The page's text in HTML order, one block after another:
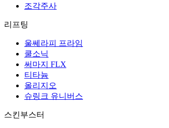
조각주사
리프팅
울쎄라피 프라임
쿨소닉
써마지 FLX
티타늄
올리지오
슈링크 유니버스
스킨부스터